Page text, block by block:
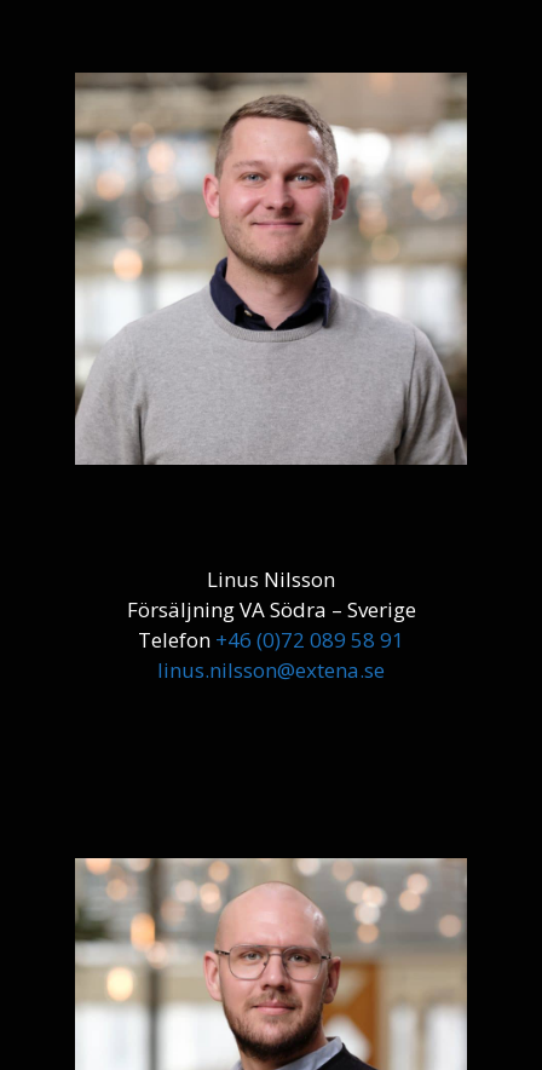
Linus Nilsson
Försäljning VA Södra – Sverige
Telefon +46 (0)72 089 58 91
linus.nilsson@extena.se